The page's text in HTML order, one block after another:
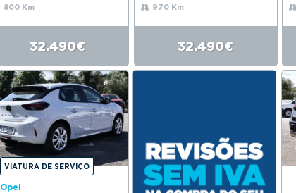
800 Km
32.490€
970 Km
32.490€
VIATURA DE SERVIÇO
Opel